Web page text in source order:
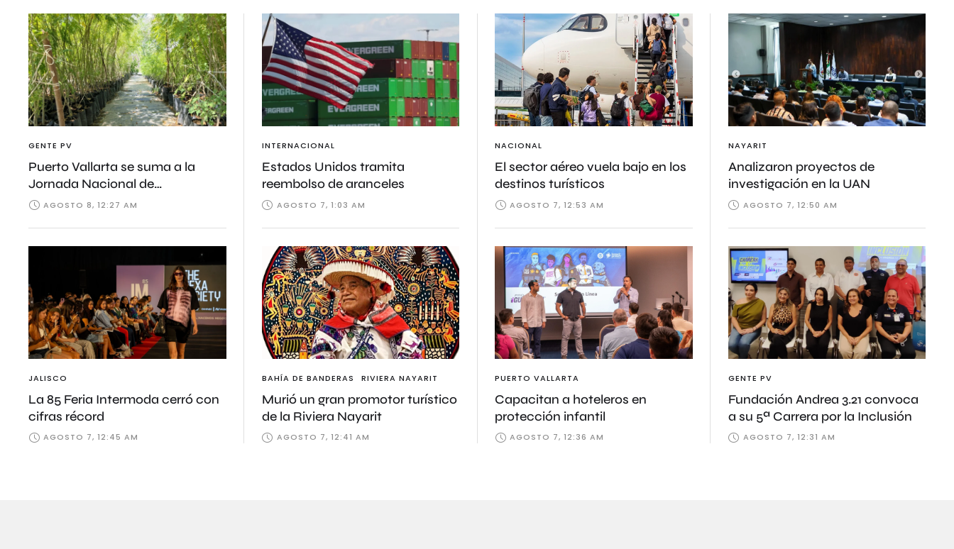
GENTE PV
Puerto Vallarta se suma a la
Jornada Nacional de
Reforestación
AGOSTO 8, 12:27 AM
INTERNACIONAL
Estados Unidos tramita
reembolso de aranceles
AGOSTO 7, 1:03 AM
NACIONAL
El sector aéreo vuela bajo en los
destinos turísticos
AGOSTO 7, 12:53 AM
NAYARIT
Analizaron proyectos de
investigación en la UAN
AGOSTO 7, 12:50 AM
JALISCO
La 85 Feria Intermoda cerró con
cifras récord
AGOSTO 7, 12:45 AM
BAHÍA DE BANDERAS RIVIERA NAYARIT
Murió un gran promotor turístico
de la Riviera Nayarit
AGOSTO 7, 12:41 AM
PUERTO VALLARTA
Capacitan a hoteleros en
protección infantil
AGOSTO 7, 12:36 AM
GENTE PV
Fundación Andrea 3.21 convoca
a su 5ª Carrera por la Inclusión
AGOSTO 7, 12:31 AM